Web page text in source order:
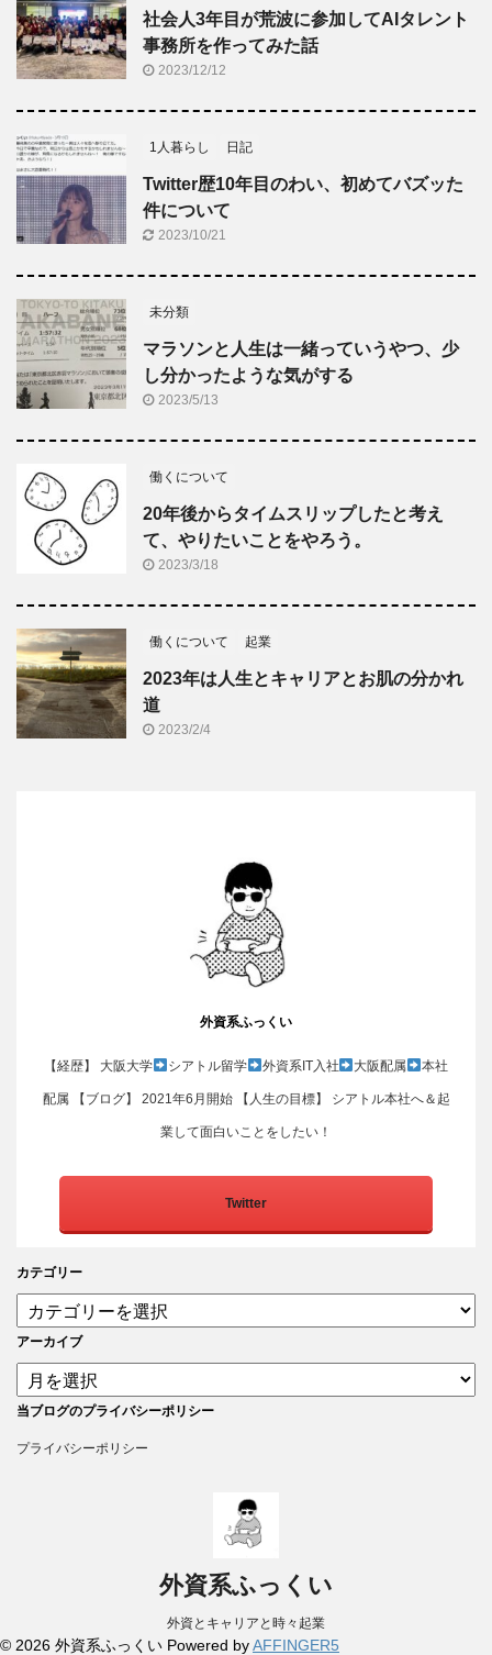
社会人3年目が荒波に参加してAIタレント
事務所を作ってみた話
2023/12/12
1人暮らし 日記
Twitter歴10年目のわい、初めてバズッた
件について
2023/10/21
未分類
マラソンと人生は一緒っていうやつ、少
し分かったような気がする
2023/5/13
働くについて
20年後からタイムスリップしたと考え
て、やりたいことをやろう。
2023/3/18
働くについて 起業
2023年は人生とキャリアとお肌の分かれ
道
2023/2/4
外資系ふっくい
【経歴】 大阪大学 シアトル留学 外資系IT入社 大阪配属 本社
配属 【ブログ】 2021年6月開始 【人生の目標】 シアトル本社へ＆起
業して面白いことをしたい！
Twitter
カテゴリー
アーカイブ
当ブログのプライバシーポリシー
プライバシーポリシー
外資系ふっくい
外資とキャリアと時々起業
© 2026 外資系ふっくい Powered byAFFINGER5